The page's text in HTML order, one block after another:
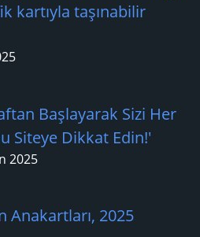
kartıyla taşınabilir
Başlayarak Sizi Her
Siteye Dikkat Edin!'
2025
Anakartları, 2025